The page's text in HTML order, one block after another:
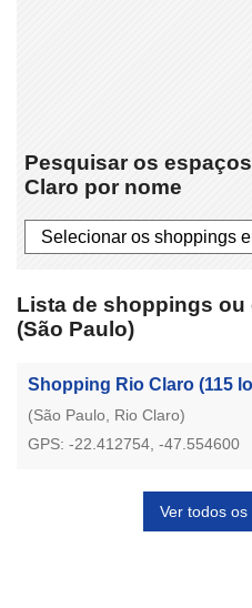
Pesquisar os
Claro por nome
Lista de shoppings ou
(São Paulo)
Shopping Rio Claro (115
(São Paulo, Rio Claro)
GPS: -22.412754, -47.554600
Ver todos